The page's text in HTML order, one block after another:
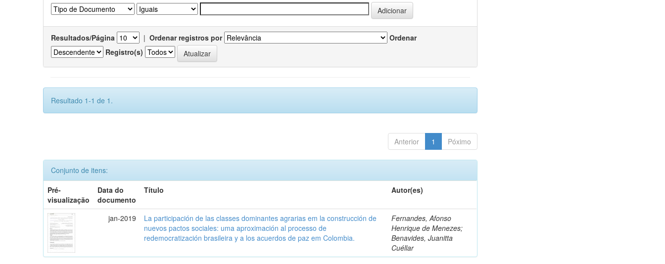
Resultados/Página | Ordenar registros por
Ordenar
Registro(s)
Resultado 1-1 de 1.
Anterior 1 Póximo
Conjunto de itens:
Pré-
visualização
Data do
documento
Título Autor(es)
jan-2019
La participación de las classes dominantes agrarias em la construcción de
nuevos pactos sociales: uma aproximación al processo de
redemocratización brasileira y a los acuerdos de paz em Colombia.
Fernandes, Afonso
Henrique de Menezes;
Benavides, Juanitta
Cuéllar